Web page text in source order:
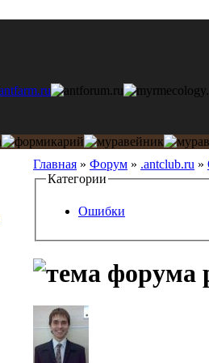
Главная » Форум » .antclub.ru »
Категории
Ошибки